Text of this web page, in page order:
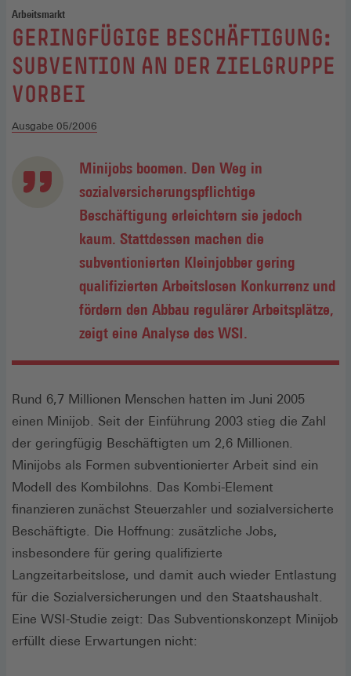
Arbeitsmarkt
:
GERINGFÜGIGE BESCHÄFTIGUNG:
SUBVENTION AN DER ZIELGRUPPE
VORBEI
Ausgabe 05/2006
Minijobs boomen. Den Weg in
sozialversicherungspflichtige
Beschäftigung erleichtern sie jedoch
kaum. Stattdessen machen die
subventionierten Kleinjobber gering
qualifizierten Arbeitslosen Konkurrenz und
fördern den Abbau regulärer Arbeitsplätze,
zeigt eine Analyse des WSI.
Rund 6,7 Millionen Menschen hatten im Juni 2005
einen Minijob. Seit der Einführung 2003 stieg die Zahl
der geringfügig Beschäftigten um 2,6 Millionen.
Minijobs als Formen subventionierter Arbeit sind ein
Modell des Kombilohns. Das Kombi-Element
finanzieren zunächst Steuerzahler und sozialversicherte
Beschäftigte. Die Hoffnung: zusätzliche Jobs,
insbesondere für gering qualifizierte
Langzeitarbeitslose, und damit auch wieder Entlastung
für die Sozialversicherungen und den Staatshaushalt.
Eine WSI-Studie zeigt: Das Subventionskonzept Minijob
erfüllt diese Erwartungen nicht: